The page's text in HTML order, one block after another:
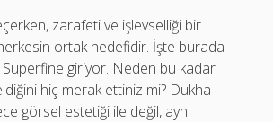
zarafeti ve işlevselliği bir
ortak hedefidir. İşte burada
giriyor. Neden bu kadar
hiç merak ettiniz mi? Dukha
görsel estetiği ile değil, aynı